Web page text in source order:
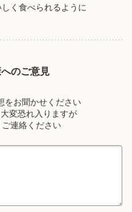
しく食べられるように
のご意見
をお聞かせください
変恐れ入りますが
ご連絡ください